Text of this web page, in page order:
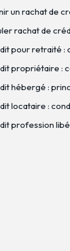
un rachat de
rachat de
pour retraité :
propriétaire :
hébergé :
locataire :
profession